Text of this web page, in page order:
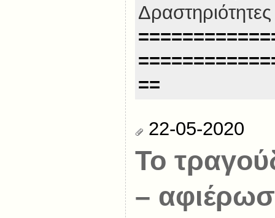
==
22-05-2020
Το
–